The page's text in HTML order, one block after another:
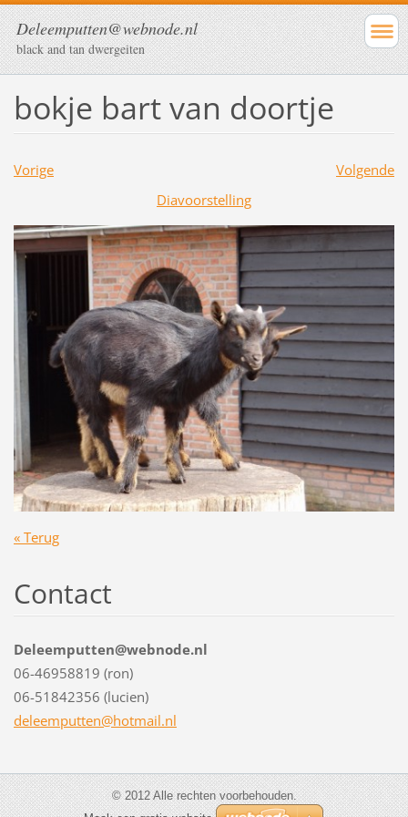
Deleemputten@webnode.nl
black and tan dwergeiten
bokje bart van doortje
Vorige
Volgende
Diavoorstelling
« Terug
Contact
Deleemputten@webnode.nl
06-46958819 (ron)
06-51842356 (lucien)
deleemputten@hotmail.nl
© 2012 Alle rechten voorbehouden.